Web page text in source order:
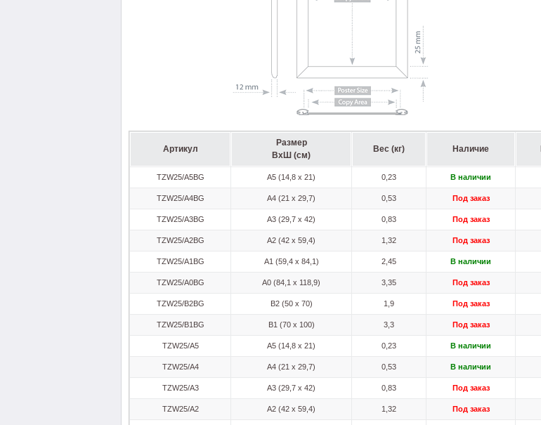
Артикул
Размер
ВхШ (см)
Вес (кг) Наличие
TZW25/A5BG A5 (14,8 x 21) 0,23 В наличии
TZW25/A4BG A4 (21 x 29,7) 0,53 Под заказ
TZW25/A3BG A3 (29,7 x 42) 0,83 Под заказ
TZW25/A2BG A2 (42 x 59,4) 1,32 Под заказ
TZW25/A1BG A1 (59,4 x 84,1) 2,45 В наличии
TZW25/A0BG A0 (84,1 x 118,9) 3,35 Под заказ
TZW25/B2BG B2 (50 x 70) 1,9 Под заказ
TZW25/B1BG B1 (70 x 100) 3,3 Под заказ
TZW25/A5 A5 (14,8 x 21) 0,23 В наличии
TZW25/A4 A4 (21 x 29,7) 0,53 В наличии
TZW25/A3 A3 (29,7 x 42) 0,83 Под заказ
TZW25/A2 A2 (42 x 59,4) 1,32 Под заказ